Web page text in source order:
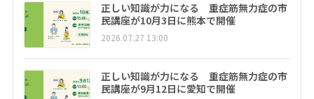
正しい知識が力になる 重症筋無力症の市
民講座が10月3日に熊本で開催
2026.07.27 13:00
正しい知識が力になる 重症筋無力症の市
民講座が9月12日に愛知で開催